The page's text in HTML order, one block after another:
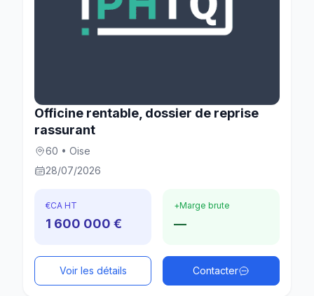
Officine rentable, dossier de reprise
rassurant
60 • Oise
28/07/2026
€CA HT
1 600 000 €
+Marge brute
—
Voir les détails Contacter